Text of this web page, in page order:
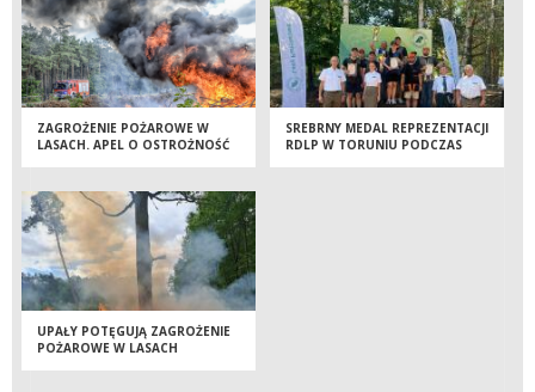
ZAGROŻENIE POŻAROWE W
LASACH. APEL O OSTROŻNOŚĆ
SREBRNY MEDAL REPREZENTACJI
RDLP W TORUNIU PODCZAS
UPAŁY POTĘGUJĄ ZAGROŻENIE
POŻAROWE W LASACH